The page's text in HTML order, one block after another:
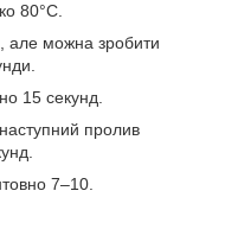
80°C.
але можна зробити
15 секунд.
пролив
7–10.